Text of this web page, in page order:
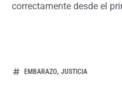
correctamente desde el
EMBARAZO, JUSTICIA